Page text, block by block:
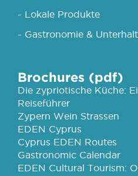
- Lokale Produkte
- Gastronomie &
Brochures (pdf)
Die zypriotische Küche:
Reiseführer
Zypern Wein Strassen
EDEN Cyprus
Cyprus EDEN Routes
Gastronomic Calendar
EDEN Cultural Tourism: